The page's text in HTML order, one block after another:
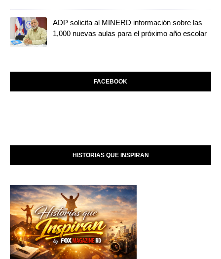
ADP solicita al MINERD información sobre las
1,000 nuevas aulas para el próximo año escolar
FACEBOOK
HISTORIAS QUE INSPIRAN